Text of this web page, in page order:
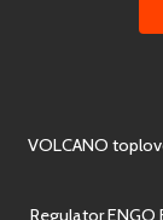
VOLCANO
Regulator